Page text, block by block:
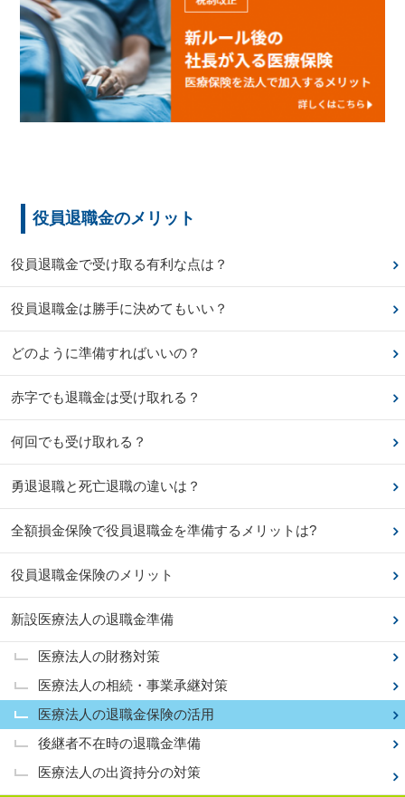
役員退職金のメリット
役員退職金で受け取る有利な点は？
役員退職金は勝手に決めてもいい？
どのように準備すればいいの？
赤字でも退職金は受け取れる？
何回でも受け取れる？
勇退退職と死亡退職の違いは？
全額損金保険で役員退職金を準備するメリットは?
役員退職金保険のメリット
新設医療法人の退職金準備
医療法人の財務対策
医療法人の相続・事業承継対策
医療法人の退職金保険の活用
後継者不在時の退職金準備
医療法人の出資持分の対策